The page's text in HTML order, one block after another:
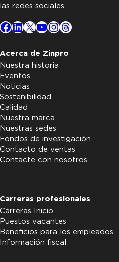
las redes sociales.
Facebook
LinkedIn
X YouTube
Instagram
Threads
Acerca de Zinpro
Nuestra historia
Eventos
Noticias
Sostenibilidad
Calidad
Nuestra marca
Nuestras sedes
Fondos de investigación
Contacto de ventas
Contacte con nosotros
Carreras profesionales
Carreras Inicio
Puestos vacantes
Beneficios para los empleados
Información fiscal